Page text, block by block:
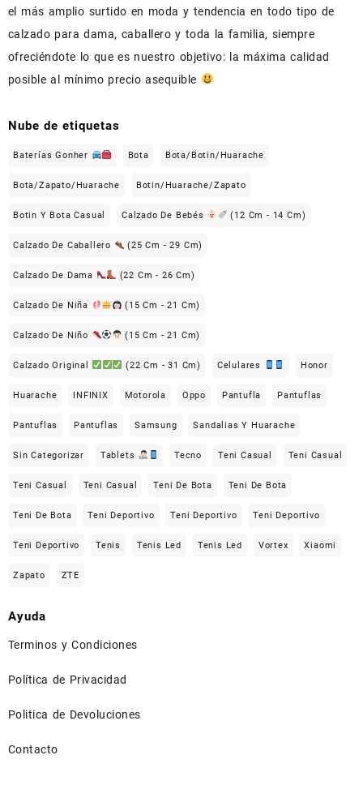
el más amplio surtido en moda y tendencia en todo tipo de
calzado para dama, caballero y toda la familia, siempre
ofreciéndote lo que es nuestro objetivo: la máxima calidad
posible al mínimo precio asequible
Nube de etiquetas
Baterías Gonher Bota Bota/Botin/Huarache
Bota/Zapato/Huarache Botin/Huarache/Zapato
Botin Y Bota Casual Calzado De Bebés (12 Cm - 14 Cm)
Calzado De Caballero (25 Cm - 29 Cm)
Calzado De Dama (22 Cm - 26 Cm)
Calzado De Niña (15 Cm - 21 Cm)
Calzado De Niño (15 Cm - 21 Cm)
Calzado Original (22 Cm - 31 Cm) Celulares Honor
Huarache INFINIX Motorola Oppo Pantufla Pantuflas
Pantuflas Pantuflas Samsung Sandalias Y Huarache
Sin Categorizar Tablets Tecno Teni Casual Teni Casual
Teni Casual Teni Casual Teni De Bota Teni De Bota
Teni De Bota Teni Deportivo Teni Deportivo Teni Deportivo
Teni Deportivo Tenis Tenis Led Tenis Led Vortex Xiaomi
Zapato ZTE
Ayuda
Terminos y Condiciones
Política de Privacidad
Politica de Devoluciones
Contacto